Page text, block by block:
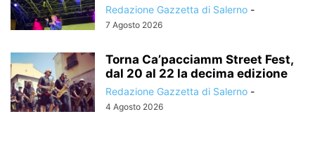
Redazione Gazzetta di Salerno -
7 Agosto 2026
Torna Ca’pacciamm Street Fest,
dal 20 al 22 la decima edizione
Redazione Gazzetta di Salerno -
4 Agosto 2026